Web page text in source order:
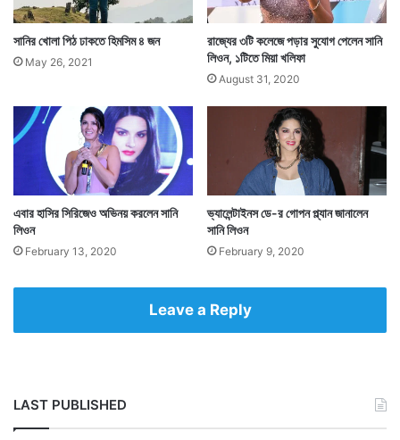
সানির খোলা পিঠ ঢাকতে হিমসিম ৪ জন
May 26, 2021
রাজ্যের ৩টি কলেজে পড়ার সুযোগ পেলেন সানি
লিওন, ১টিতে মিয়া খলিফা
August 31, 2020
এবার হাসির সিরিজেও অভিনয় করলেন সানি
লিওন
February 13, 2020
ভ্যালেন্টাইনস ডে-র গোপন প্ল্যান জানালেন
সানি লিওন
February 9, 2020
Leave a Reply
LAST PUBLISHED